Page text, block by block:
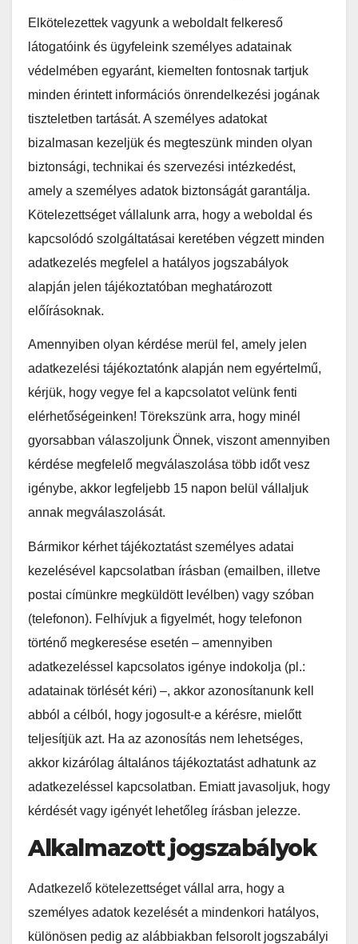
Elkötelezettek vagyunk a weboldalt felkereső
látogatóink és ügyfeleink személyes adatainak
védelmében egyaránt, kiemelten fontosnak tartjuk
minden érintett információs önrendelkezési jogának
tiszteletben tartását. A személyes adatokat
bizalmasan kezeljük és megteszünk minden olyan
biztonsági, technikai és szervezési intézkedést,
amely a személyes adatok biztonságát garantálja.
Kötelezettséget vállalunk arra, hogy a weboldal és
kapcsolódó szolgáltatásai keretében végzett minden
adatkezelés megfelel a hatályos jogszabályok
alapján jelen tájékoztatóban meghatározott
előírásoknak.
Amennyiben olyan kérdése merül fel, amely jelen
adatkezelési tájékoztatónk alapján nem egyértelmű,
kérjük, hogy vegye fel a kapcsolatot velünk fenti
elérhetőségeinken! Törekszünk arra, hogy minél
gyorsabban válaszoljunk Önnek, viszont amennyiben
kérdése megfelelő megválaszolása több időt vesz
igénybe, akkor legfeljebb 15 napon belül vállaljuk
annak megválaszolását.
Bármikor kérhet tájékoztatást személyes adatai
kezelésével kapcsolatban írásban (emailben, illetve
postai címünkre megküldött levélben) vagy szóban
(telefonon). Felhívjuk a figyelmét, hogy telefonon
történő megkeresése esetén – amennyiben
adatkezeléssel kapcsolatos igénye indokolja (pl.:
adatainak törlését kéri) –, akkor azonosítanunk kell
abból a célból, hogy jogosult-e a kérésre, mielőtt
teljesítjük azt. Ha az azonosítás nem lehetséges,
akkor kizárólag általános tájékoztatást adhatunk az
adatkezeléssel kapcsolatban. Emiatt javasoljuk, hogy
kérdését vagy igényét lehetőleg írásban jelezze.
Alkalmazott jogszabályok
Adatkezelő kötelezettséget vállal arra, hogy a
személyes adatok kezelését a mindenkori hatályos,
különösen pedig az alábbiakban felsorolt jogszabályi